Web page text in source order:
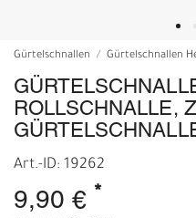
Gürtelschnallen Gürtelschnallen
ROLLSCHNALLE,
Art.-ID: 19262
9,90 € *